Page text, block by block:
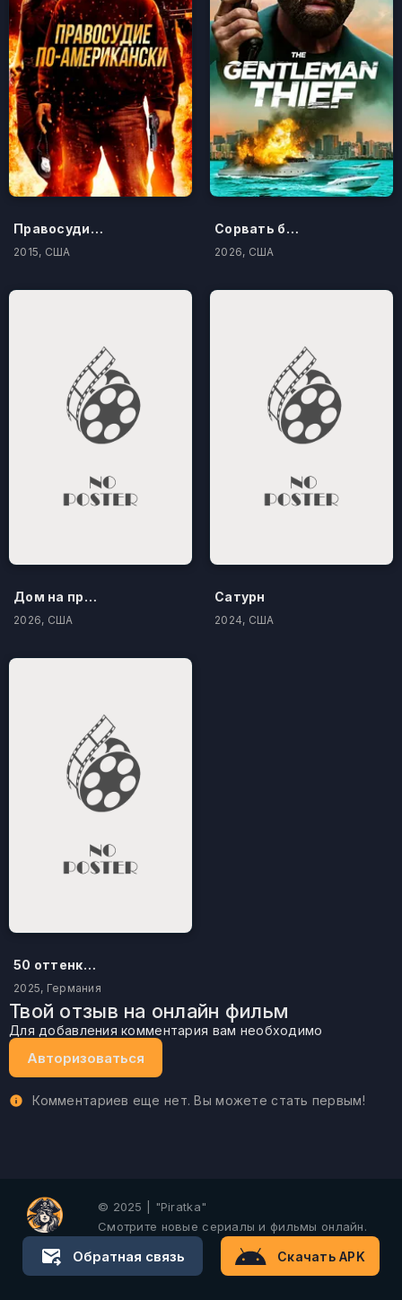
Правосудие по-американски
2015, США
Сорвать банк 3: Вор-джентльмен
2026, США
Дом на проклятом холме
2026, США
Сатурн
2024, США
50 оттенков бестселлера
2025, Германия
Твой отзыв на онлайн фильм
Для добавления комментария вам необходимо
Авторизоваться
Комментариев еще нет. Вы можете стать первым!
© 2025 | "Piratka"
Смотрите новые сериалы и фильмы онлайн.
Обратная связь Скачать APK